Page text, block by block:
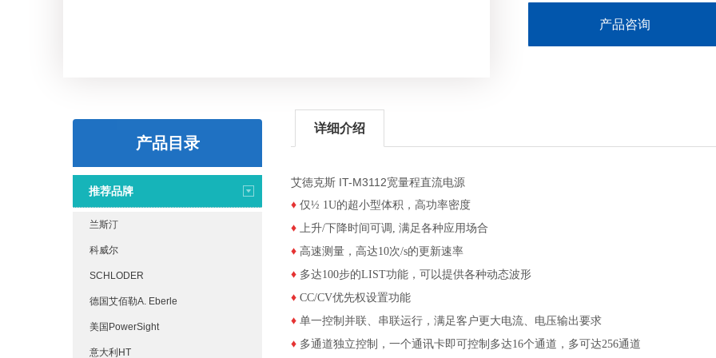
产品咨询
产品目录
推荐品牌
兰斯汀
科威尔
SCHLODER
德国艾佰勒A. Eberle
美国PowerSight
意大利HT
详细介绍
艾徳克斯 IT-M3112宽量程直流电源
♦ 仅½ 1U的超小型体积，高功率密度
♦ 上升/下降时间可调, 满足各种应用场合
♦ 高速测量，高达10次/s的更新速率
♦ 多达100步的LIST功能，可以提供各种动态波形
♦ CC/CV优先权设置功能
♦ 单一控制并联、串联运行，满足客户更大电流、电压输出要求
♦ 多通道独立控制，一个通讯卡即可控制多达16个通道，多可达256通道